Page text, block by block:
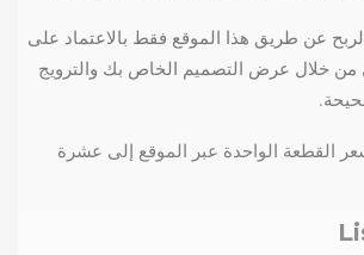
عن طريق هذا الموقع فقط بالاعتماد على
من خلال عرض التصميم الخاص بك والترويج
القطعة الواحدة عبر الموقع إلى عشرة